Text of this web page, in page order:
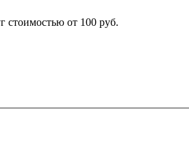
стоимостью от 100 руб.